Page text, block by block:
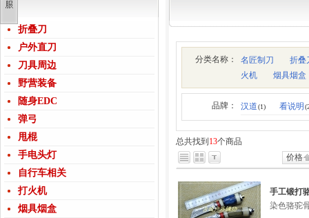
折叠刀
户外直刀
刀具周边
野营装备
随身EDC
弹弓
甩棍
手电头灯
自行车相关
打火机
烟具烟盒
分类名称： 名匠制刀
折叠
火机
烟具烟盒
品牌： 汉道(1) 看说明
总共找到 13个商品
价格
手工锻打
染色骆驼